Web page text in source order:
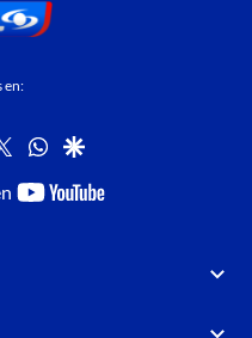
en:
twitterwhatsapp
google
youtube-